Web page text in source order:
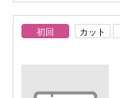
初回 カット